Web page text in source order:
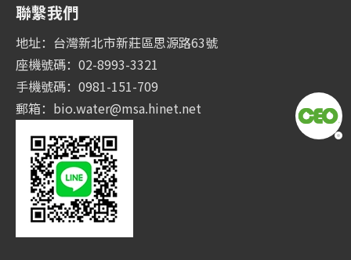
聯繫我們
地址：台灣新北市新莊區思源路63號
座機號碼：02-8993-3321
手機號碼：0981-151-709
郵箱： bio.water@msa.hinet.net